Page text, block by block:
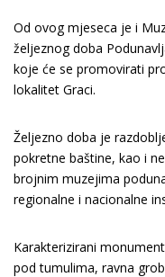
Od ovog mjeseca je i
željeznog doba
koje će se promovirati
lokalitet Graci.
Željezno doba je
pokretne baštine, kao i
brojnim muzejima
regionalne i nacionalne
Karakterizirani
pod tumulima, ravna